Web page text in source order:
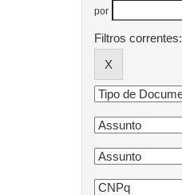
por
Filtros correntes: